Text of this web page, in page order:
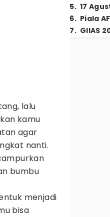
lalu
kamu
agar
nanti.
bumbu
menjadi
bisa
5. 17
6. Piala
7. GIIAS